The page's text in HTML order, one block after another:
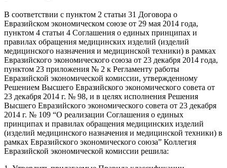
В соответствии с пунктом 2 статьи 31 Договора о
Евразийском экономическом союзе от 29 мая 2014 года,
пунктом 4 статьи 4 Соглашения о единых принципах и
правилах обращения медицинских изделий (изделий
медицинского назначения и медицинской техники) в рамках
Евразийского экономического союза от 23 декабря 2014 года,
пунктом 23 приложения № 2 к Регламенту работы
Евразийской экономической комиссии, утвержденному
Решением Высшего Евразийского экономического совета от
23 декабря 2014 г. № 98, и в целях исполнения Решения
Высшего Евразийского экономического совета от 23 декабря
2014 г. № 109 “О реализации Соглашения о единых
принципах и правилах обращения медицинских изделий
(изделий медицинского назначения и медицинской техники) в
рамках Евразийского экономического союза” Коллегия
Евразийской экономической комиссии решила: